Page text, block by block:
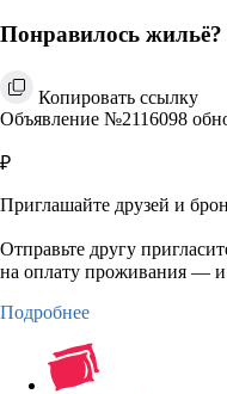
Понравилось жильё?
Копировать ссылку
Объявление №2116098
₽
Приглашайте друзей и
Отправьте другу
на оплату проживания — и
Подробнее